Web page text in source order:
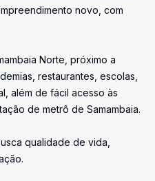
novo, com
Norte, próximo a
restaurantes, escolas,
além de fácil acesso às
de metrô de Samambaia.
qualidade de vida,